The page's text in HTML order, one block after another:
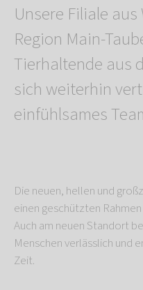
Unsere Filiale
Region Main-
Tierhaltende aus
sich weiterhin
einfühlsames
Die neuen, hellen und
einen geschützten
Auch am neuen Standort
Menschen verlässlich und
Zeit.